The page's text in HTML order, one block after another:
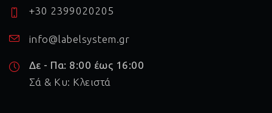
+30 2399020205
info@labelsystem.gr
Δε - Πα: 8:00 έως 16:00
Σά & Κυ: Κλειστά